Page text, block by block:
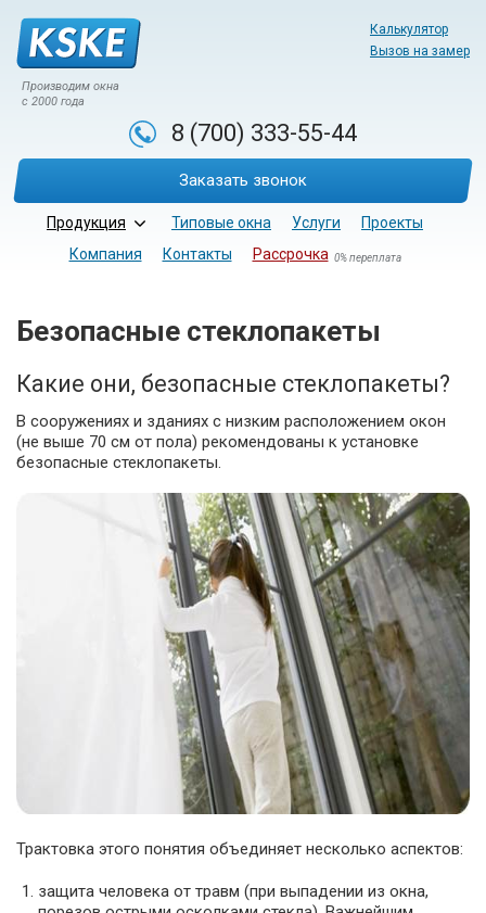
Производим окна
с 2000 года
Калькулятор
Вызов на замер
8 (700) 333-55-44
Заказать звонок
Продукция Типовые окна Услуги
Проекты
Компания
Контакты Рассрочка 0% переплата
Безопасные стеклопакеты
Какие они, безопасные стеклопакеты?
В сооружениях и зданиях с низким расположением окон
(не выше 70 см от пола) рекомендованы к установке
безопасные стеклопакеты.
Трактовка этого понятия объединяет несколько аспектов:
защита человека от травм (при выпадении из окна,